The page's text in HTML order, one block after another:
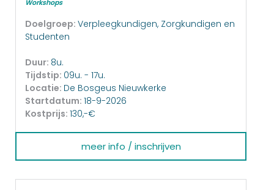
Workshops
Doelgroep: Verpleegkundigen, Zorgkundigen en
Studenten
Duur: 8u.
Tijdstip: 09u. - 17u.
Locatie: De Bosgeus Nieuwkerke
Startdatum: 18-9-2026
Kostprijs: 130,-€
meer info / inschrijven